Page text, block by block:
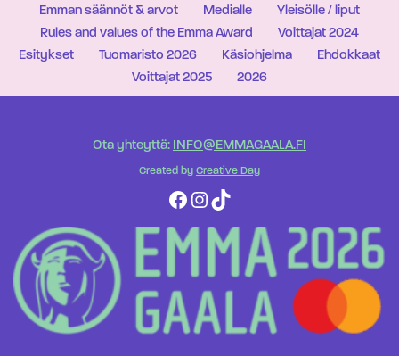
Emman säännöt & arvot
Medialle
Yleisölle / liput
Rules and values of the Emma Award
Voittajat 2024
Esitykset
Tuomaristo 2026 Käsiohjelma
Ehdokkaat
Voittajat 2025
2026
Ota yhteyttä: INFO@EMMAGAALA.FI
Created by Creative Day